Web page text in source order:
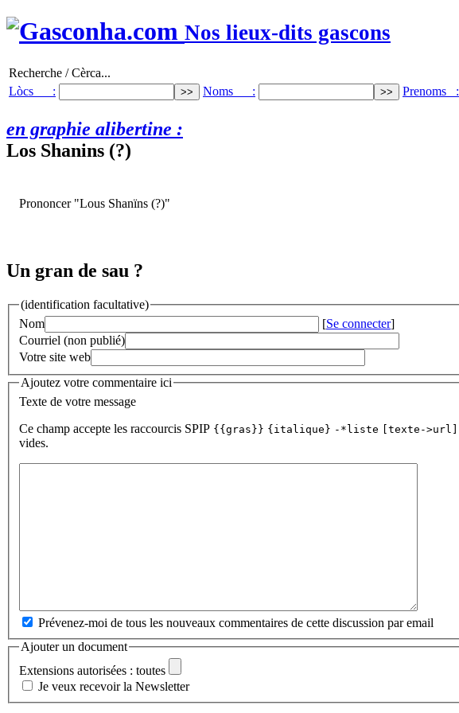
Nos lieux-dits gascons
Recherche / Cèrca...
Lòcs :
Noms : Prenoms :
en graphie alibertine :
Los Shanins (?)
Prononcer "Lous Shanïns (?)"
Un gran de sau ?
(identification facultative)
Nom
[Se connecter]
Courriel (non publié)
Votre site web
Ajoutez votre commentaire ici
Texte de votre message
Ce champ accepte les raccourcis SPIP {{gras}} {italique} -*liste [texte->url]
vides.
Prévenez-moi de tous les nouveaux commentaires de cette discussion par email
Ajouter un document
Extensions autorisées : toutes
Je veux recevoir la Newsletter